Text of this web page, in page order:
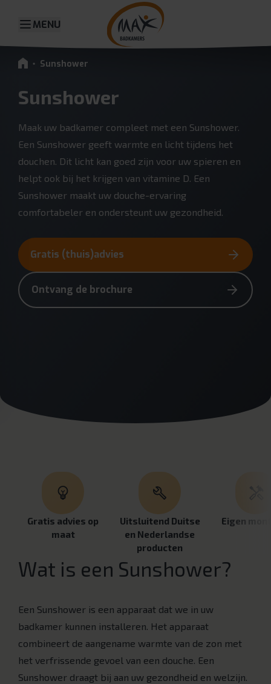
MENU
Sunshower
Sunshower
Maak uw badkamer compleet met een Sunshower.
Een Sunshower geeft warmte en licht tijdens het
douchen. Dit licht kan goed zijn voor uw spieren en
helpt ook bij het krijgen van vitamine D. Een
Sunshower maakt uw douche-ervaring
comfortabeler en ondersteunt uw gezondheid.
Gratis (thuis)advies
Ontvang de brochure
Gratis advies op
maat
Uitsluitend Duitse
en Nederlandse
producten
Eigen
Wat is een Sunshower?
Een Sunshower is een apparaat dat we in uw
badkamer kunnen installeren. Het apparaat
combineert de aangename warmte van de zon met
het verfrissende gevoel van een douche. Een
Sunshower draagt bij aan uw gezondheid en welzijn.